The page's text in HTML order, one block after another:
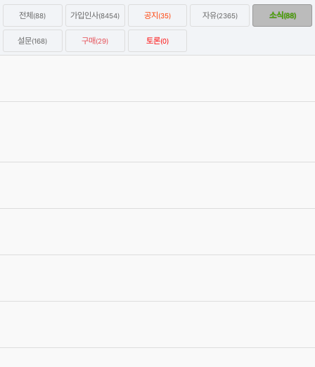
전체 (88) 가입인사(8454) 공지 (35) 자유(2365) 소식 (88)
설문(168) 구매(29) 토론(0)